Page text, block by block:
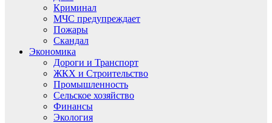
Криминал
МЧС предупреждает
Пожары
Скандал
Экономика
Дороги и Транспорт
ЖКХ и Строительство
Промышленность
Сельское хозяйство
Финансы
Экология